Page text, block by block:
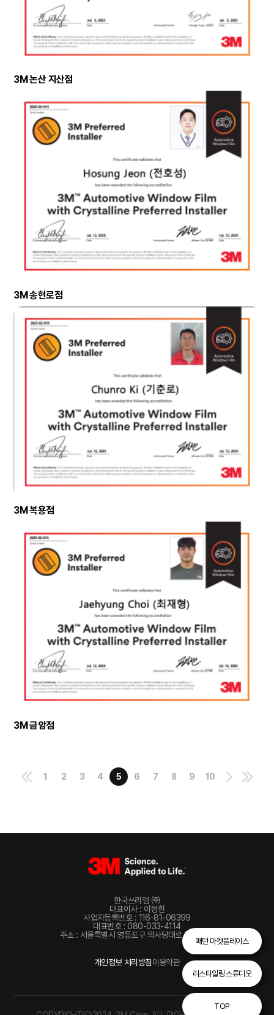
패턴 마켓플레이스
리스타일링 스튜디오
TOP
3M 논산 지산점
3M 송현로점
3M 복용점
3M 금암점
1 2 3 4 5 6 7 8 9 10
한국쓰리엠 ㈜
대표이사 : 이정한
사업자등록번호 : 116-81-06399
대표번호 : 080-033-4114
주소 : 서울특별시 영등포구 의사당대로 82, 22층
개인정보 처리방침이용약관